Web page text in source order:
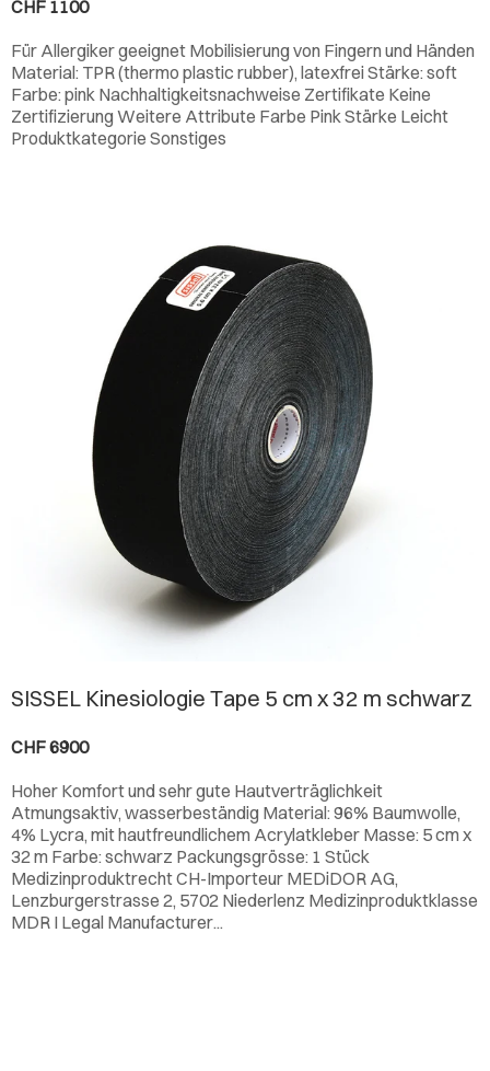
CHF 1100
Für Allergiker geeignet Mobilisierung von Fingern und Händen
Material: TPR (thermo plastic rubber), latexfrei Stärke: soft
Farbe: pink Nachhaltigkeitsnachweise Zertifikate Keine
Zertifizierung Weitere Attribute Farbe Pink Stärke Leicht
Produktkategorie Sonstiges
SISSEL Kinesiologie Tape 5 cm x 32 m schwarz
CHF 6900
Hoher Komfort und sehr gute Hautverträglichkeit
Atmungsaktiv, wasserbeständig Material: 96% Baumwolle,
4% Lycra, mit hautfreundlichem Acrylatkleber Masse: 5 cm x
32 m Farbe: schwarz Packungsgrösse: 1 Stück
Medizinproduktrecht CH-Importeur MEDiDOR AG,
Lenzburgerstrasse 2, 5702 Niederlenz Medizinproduktklasse
MDR I Legal Manufacturer...